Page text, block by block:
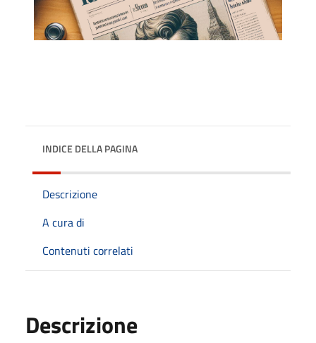
INDICE DELLA PAGINA
Descrizione
A cura di
Contenuti correlati
Descrizione